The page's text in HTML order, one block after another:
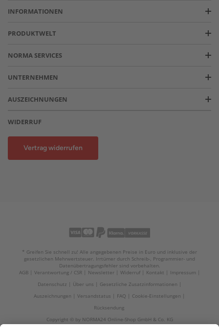
INFORMATIONEN
PRODUKTWELT
NORMA SERVICES
UNTERNEHMEN
AUSZEICHNUNGEN
WIDERRUF
Vertrag widerrufen
* Greifen Sie schnell zu! Alle angegebenen Preise in Euro und inklusive der
gesetzlichen Mehrwertsteuer. Irrtümer durch Schreib-, Programmier- und
Datenübertragungsfehler sind vorbehalten.
AGB
Verantwortung / CSR Newsletter Widerruf Kontakt
Impressum
Datenschutz
Über uns
Gesetzliche Zusatzinformationen
Auszeichnungen
Versandstatus FAQ
Cookie-Einstellungen
Rücksendung
Copyright © by NORMA24 Online-Shop GmbH & Co. KG